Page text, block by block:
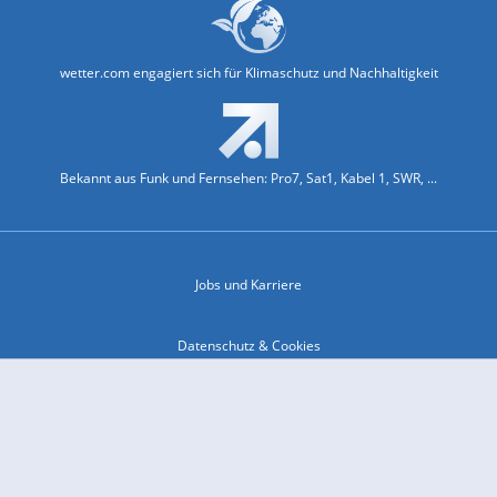
wetter.com engagiert sich für Klimaschutz und Nachhaltigkeit
Bekannt aus Funk und Fernsehen: Pro7, Sat1, Kabel 1, SWR, ...
Jobs und Karriere
Datenschutz & Cookies